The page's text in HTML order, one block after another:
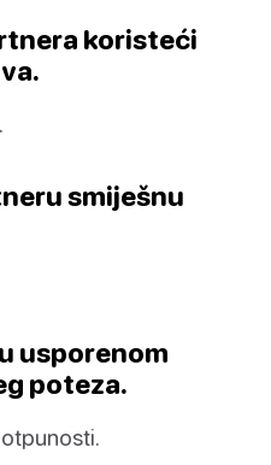
koristeći
smiješnu
usporenom
poteza.